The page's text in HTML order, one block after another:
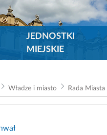
JEDNOSTKI
MIEJSKIE
Władze i miasto Rada